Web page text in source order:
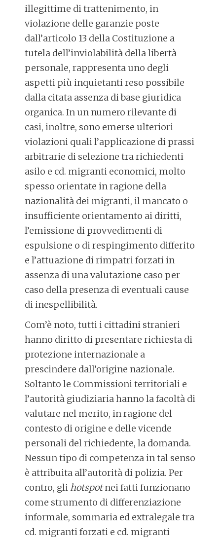
illegittime di trattenimento, in
violazione delle garanzie poste
dall’articolo 13 della Costituzione a
tutela dell’inviolabilità della libertà
personale, rappresenta uno degli
aspetti più inquietanti reso possibile
dalla citata assenza di base giuridica
organica. In un numero rilevante di
casi, inoltre, sono emerse ulteriori
violazioni quali l’applicazione di prassi
arbitrarie di selezione tra richiedenti
asilo e cd. migranti economici, molto
spesso orientate in ragione della
nazionalità dei migranti, il mancato o
insufficiente orientamento ai diritti,
l’emissione di provvedimenti di
espulsione o di respingimento differito
e l’attuazione di rimpatri forzati in
assenza di una valutazione caso per
caso della presenza di eventuali cause
di inespellibilità.
Com’è noto, tutti i cittadini stranieri
hanno diritto di presentare richiesta di
protezione internazionale a
prescindere dall’origine nazionale.
Soltanto le Commissioni territoriali e
l’autorità giudiziaria hanno la facoltà di
valutare nel merito, in ragione del
contesto di origine e delle vicende
personali del richiedente, la domanda.
Nessun tipo di competenza in tal senso
è attribuita all’autorità di polizia. Per
contro, gli hotspotnei fatti funzionano
come strumento di differenziazione
informale, sommaria ed extralegale tra
cd. migranti forzati e cd. migranti